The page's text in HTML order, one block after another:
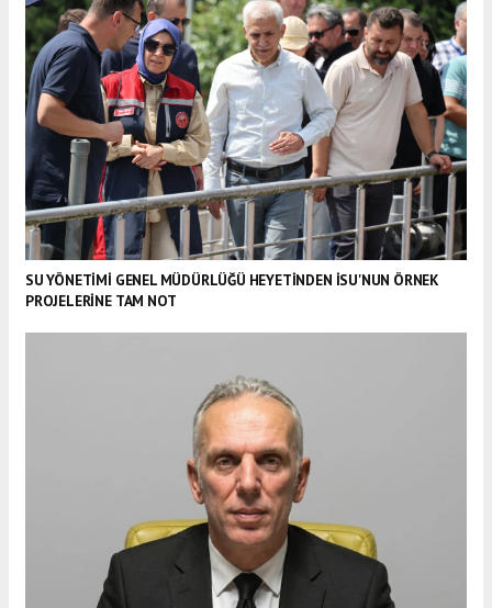
SU YÖNETİMİ GENEL MÜDÜRLÜĞÜ HEYETİNDEN İSU'NUN ÖRNEK
PROJELERİNE TAM NOT